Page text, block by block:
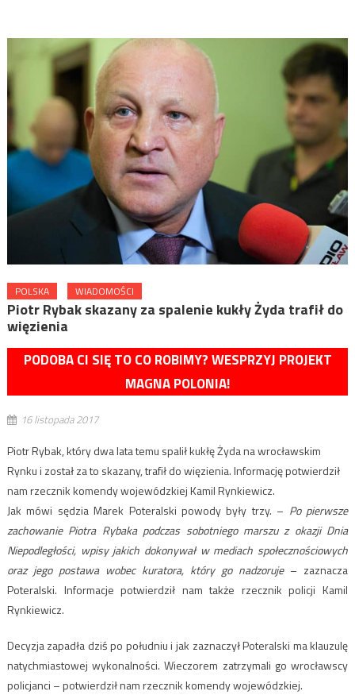
POLSKA WIADOMOŚCI
Piotr Rybak skazany za spalenie kukły Żyda trafił do
więzienia
PODOBA CI SIĘ TO CO ROBIMY? WESPRZYJ PROJEKT
MAGNA POLONIA!
16 listopada 2017
Piotr Rybak, który dwa lata temu spalił kukłę Żyda na wrocławskim
Rynku i został za to skazany, trafił do więzienia. Informację potwierdził
nam rzecznik komendy wojewódzkiej Kamil Rynkiewicz.
Jak mówi sędzia Marek Poteralski powody były trzy. – Po pierwsze
zachowanie Piotra Rybaka podczas sobotniego marszu z okazji Dnia
Niepodległości, wpisy jakich dokonywał w mediach społecznościowych
oraz jego postawa wobec kuratora, który go nadzoruje– zaznacza
Poteralski. Informacje potwierdził nam także rzecznik policji Kamil
Rynkiewicz.
Decyzja zapadła dziś po południu i jak zaznaczył Poteralski ma klauzulę
natychmiastowej wykonalności. Wieczorem zatrzymali go wrocławscy
policjanci – potwierdził nam rzecznik komendy wojewódzkiej.